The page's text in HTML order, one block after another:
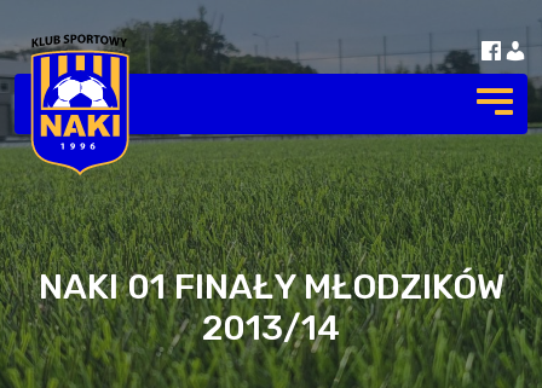
NAKI 01 FINAŁY MŁODZIKÓW
2013/14